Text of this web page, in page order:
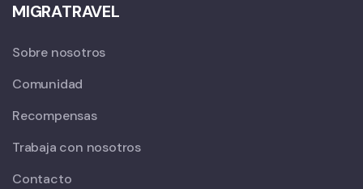
MIGRATRAVEL
Sobre nosotros
Comunidad
Recompensas
Trabaja con nosotros
Contacto